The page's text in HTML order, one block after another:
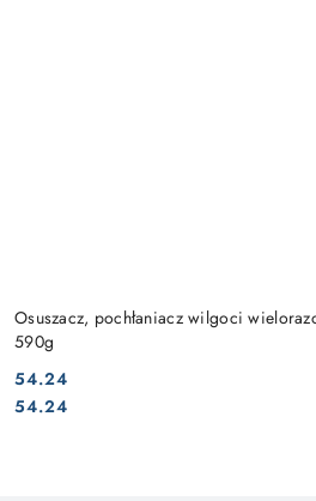
Osuszacz, pochłaniacz wilgoci
590g
Cena:
54.24
Cena:
54.24